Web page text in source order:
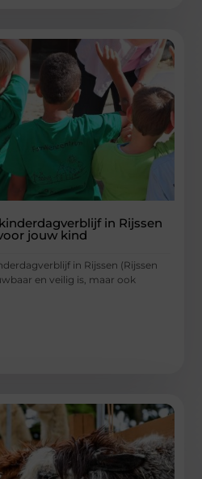
in Rijssen
jouw kind
in Rijssen (Rijssen
en veilig is, maar ook